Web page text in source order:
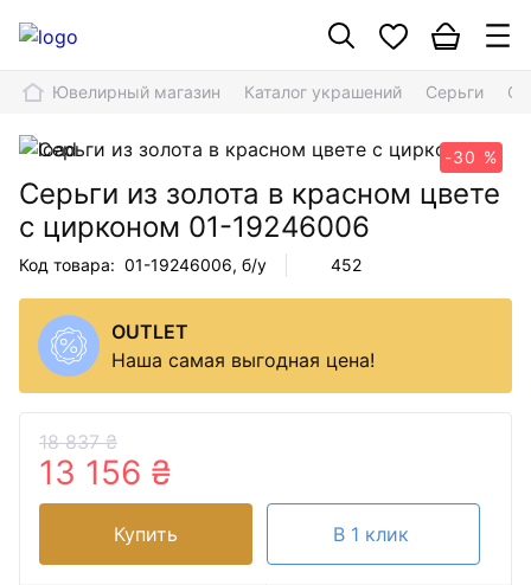
Ювелирный магазин Каталог украшений Серьги
-30 %
Серьги из золота в красном цвете
с цирконом 01-19246006
Код товара: 01-19246006, б/у 452
OUTLET
Наша самая выгодная цена!
18 837 ₴
13 156 ₴
Купить В 1 клик